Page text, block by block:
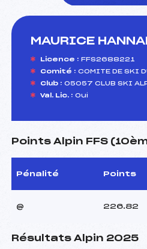
MAURICE
Licence : FFS2688221
Comité : COMITE DE SKI
Club : 05057 CLUB SKI
Val. Lic. : Oui
Points Alpin FFS
Pénalité Points
@ 226.82
Résultats Alpin 2025